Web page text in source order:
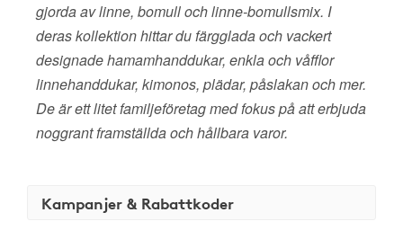
gjorda av linne, bomull och linne-bomullsmix. I
deras kollektion hittar du färgglada och vackert
designade hamamhanddukar, enkla och våfflor
linnehanddukar, kimonos, plädar, påslakan och mer.
De är ett litet familjeföretag med fokus på att erbjuda
noggrant framställda och hållbara varor.
Kampanjer & Rabattkoder